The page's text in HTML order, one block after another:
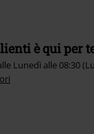
è qui per
Lunedì alle 08:30